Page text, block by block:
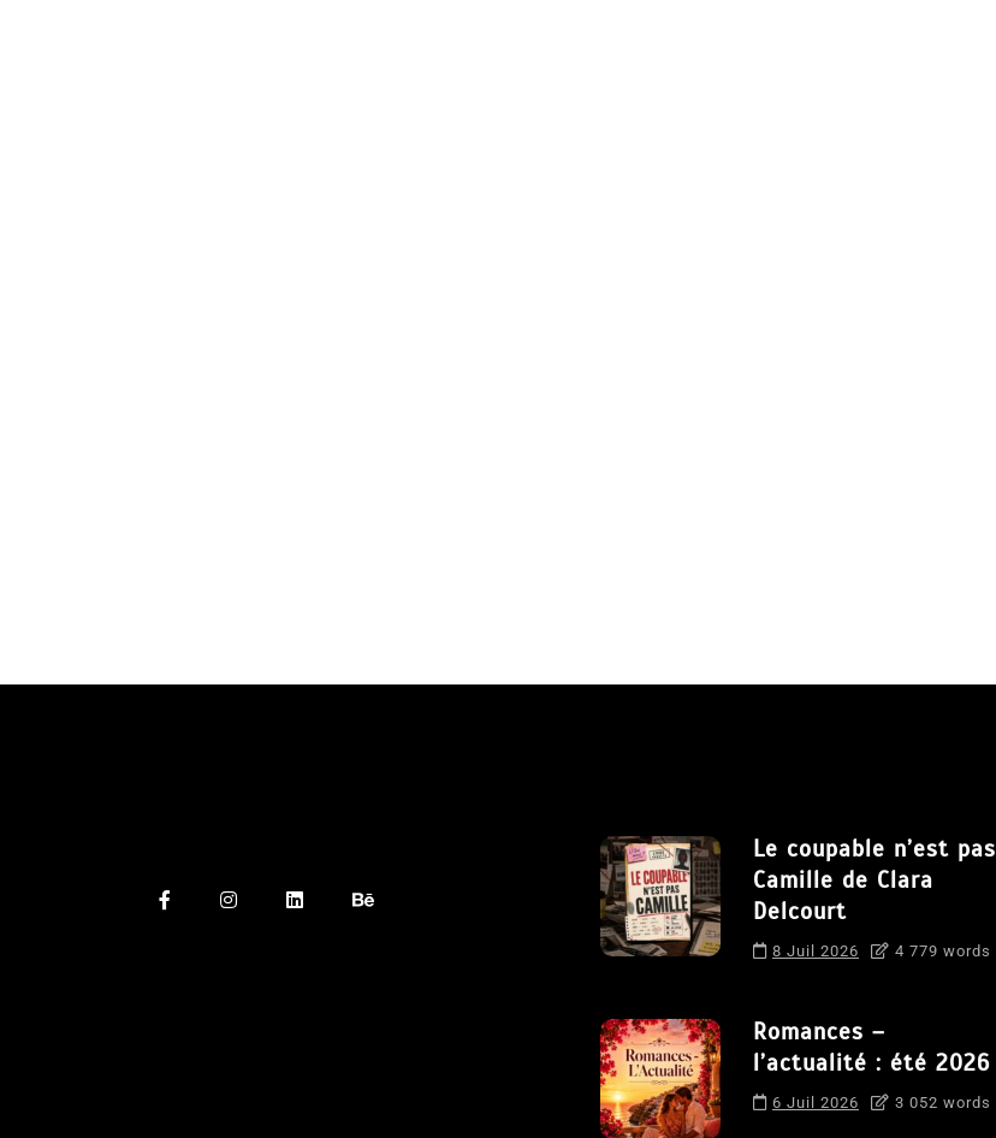
Le coupable n’est pas
Camille de Clara
Delcourt
8 Juil 2026 4 779 words
Romances –
l’actualité : été 2026
6 Juil 2026 3 052 words